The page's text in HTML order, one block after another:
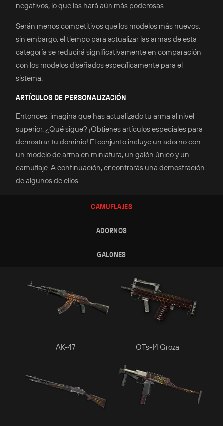
negativos, lo que las hará aún más poderosas.
Serán menos competitivos que los modelos más nuevos;
sin embargo, el tiempo para actualizar las armas de esta
categoría se reducirá significativamente en comparación
con los modelos diseñados específicamente para el
sistema.
ARTÍCULOS DE PERSONALIZACIÓN
Entonces, imagina que has actualizado tu arma al nivel
superior. ¿Qué sigue? ¡Obtienes artículos especiales para
demostrar tu dominio! El conjunto incluye un adorno con
un modelo de arma en miniatura, un galón único y un
camuflaje. A continuación, encontrarás una demostración
de algunos de ellos.
CAMUFLAJES
ADORNOS
GALONES
АK-47 OTs-14 Groza